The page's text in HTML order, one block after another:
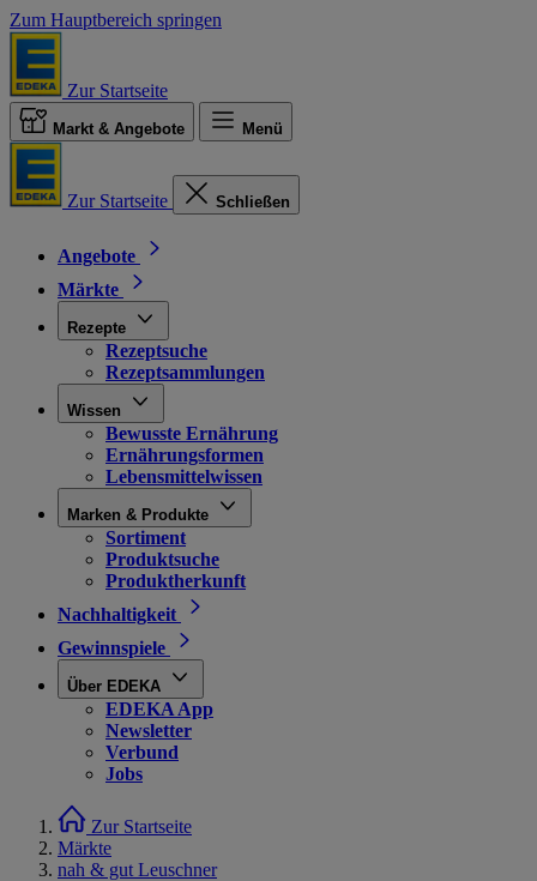
Zum Hauptbereich springen
Zur Startseite
Markt & Angebote Menü
Zur Startseite Schließen
Angebote
Märkte
Rezepte
Rezeptsuche
Rezeptsammlungen
Wissen
Bewusste Ernährung
Ernährungsformen
Lebensmittelwissen
Marken & Produkte
Sortiment
Produktsuche
Produktherkunft
Nachhaltigkeit
Gewinnspiele
Über EDEKA
EDEKA App
Newsletter
Verbund
Jobs
Zur Startseite
Märkte
nah & gut Leuschner